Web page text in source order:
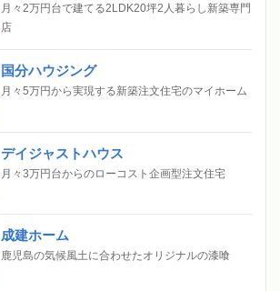
月々2万円台で建てる2LDK20坪2人暮らし新築専門
店
国分ハウジング
月々5万円から実現する新築注文住宅のマイホーム
デイジャストハウス
月々3万円台からのローコスト企画型注文住宅
成建ホーム
鹿児島の気候風土に合わせたオリジナルの漆喰